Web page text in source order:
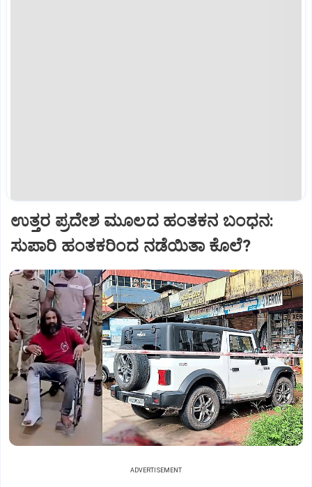
ಉತ್ತರ ಪ್ರದೇಶ ಮೂಲದ ಹಂತಕನ ಬಂಧನ:
ಸುಪಾರಿ ಹಂತಕರಿಂದ ನಡೆಯಿತಾ ಕೊಲೆ?
ADVERTISEMENT